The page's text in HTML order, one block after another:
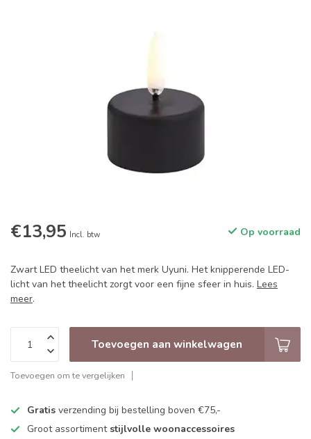
€13,95 Incl. btw Op voorraad
Zwart LED theelicht van het merk Uyuni. Het knipperende LED-
licht van het theelicht zorgt voor een fijne sfeer in huis. Lees
meer.
Toevoegen aan winkelwagen
Toevoegen om te vergelijken
Gratis verzending bij bestelling boven €75,-
Groot assortiment stijlvolle woonaccessoires